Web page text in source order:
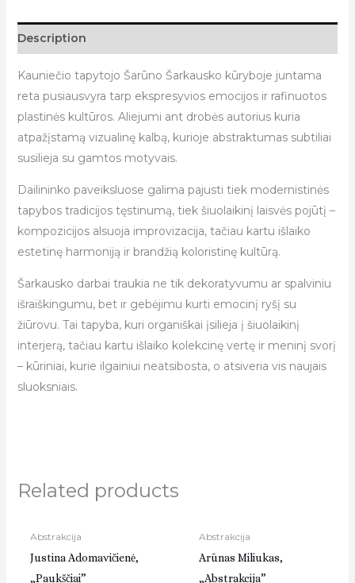
Description
Kauniečio tapytojo Šarūno Šarkausko kūryboje juntama
reta pusiausvyra tarp ekspresyvios emocijos ir rafinuotos
plastinės kultūros. Aliejumi ant drobės autorius kuria
atpažįstamą vizualinę kalbą, kurioje abstraktumas subtiliai
susilieja su gamtos motyvais.
Dailininko paveiksluose galima pajusti tiek modernistinės
tapybos tradicijos tęstinumą, tiek šiuolaikinį laisvės pojūtį –
kompozicijos alsuoja improvizacija, tačiau kartu išlaiko
estetinę harmoniją ir brandžią koloristinę kultūrą.
Šarkausko darbai traukia ne tik dekoratyvumu ar spalviniu
išraiškingumu, bet ir gebėjimu kurti emocinį ryšį su
žiūrovu. Tai tapyba, kuri organiškai įsilieja į šiuolaikinį
interjerą, tačiau kartu išlaiko kolekcinę vertę ir meninį svorį
– kūriniai, kurie ilgainiui neatsibosta, o atsiveria vis naujais
sluoksniais.
Related products
Abstrakcija
Justina Adomavičienė,
„Paukščiai”
Abstrakcija
Arūnas Miliukas,
„Abstrakcija”